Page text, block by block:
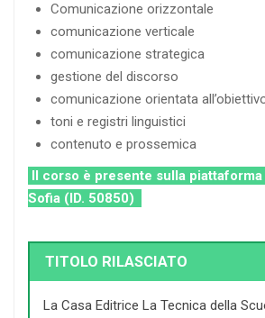
Comunicazione orizzontale
comunicazione verticale
comunicazione strategica
gestione del discorso
comunicazione orientata
toni e registri linguistici
contenuto e prossemica
Il corso è presente sulla
Sofia (ID. 50850)
TITOLO RILASCIATO
La Casa Editrice La Tecnica della